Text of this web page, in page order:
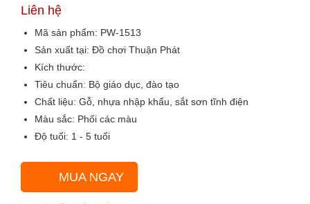
Liên hệ
Mã sản phẩm: PW-1513
Sản xuất tại: Đồ chơi Thuận Phát
Kích thước:
Tiêu chuẩn: Bộ giáo dục, đào tạo
Chất liệu: Gỗ, nhựa nhập khẩu, sắt sơn tĩnh điện
Màu sắc: Phối các màu
Độ tuổi: 1 - 5 tuổi
MUA NGAY